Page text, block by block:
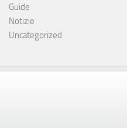
Guide
Notizie
Uncategorized